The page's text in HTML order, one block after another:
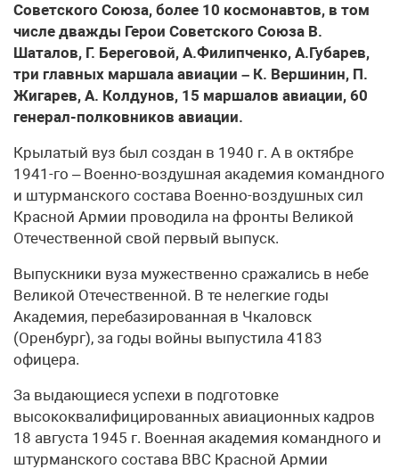
Советского Союза, более 10 космонавтов, в том
числе дважды Герои Советского Союза В.
Шаталов, Г. Береговой, А.Филипченко, А.Губарев,
три главных маршала авиации – К. Вершинин, П.
Жигарев, А. Колдунов, 15 маршалов авиации, 60
генерал-полковников авиации.
Крылатый вуз был создан в 1940 г. А в октябре
1941-го – Военно-воздушная академия командного
и штурманского состава Военно-воздушных сил
Красной Армии проводила на фронты Великой
Отечественной свой первый выпуск.
Выпускники вуза мужественно сражались в небе
Великой Отечественной. В те нелегкие годы
Академия, перебазированная в Чкаловск
(Оренбург), за годы войны выпустила 4183
офицера.
За выдающиеся успехи в подготовке
высококвалифицированных авиационных кадров
18 августа 1945 г. Военная академия командного и
штурманского состава ВВС Красной Армии